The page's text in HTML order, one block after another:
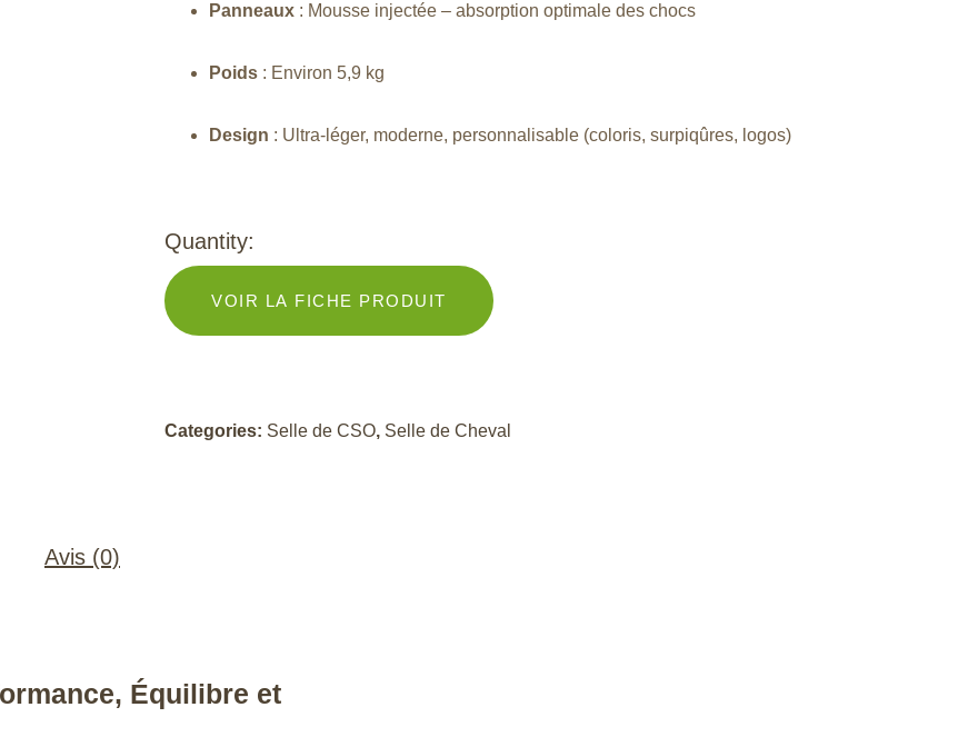
Panneaux : Mousse injectée – absorption optimale des chocs
Poids : Environ 5,9 kg
Design : Ultra-léger, moderne, personnalisable (coloris, surpiqûres, logos)
Quantity:
VOIR LA FICHE PRODUIT
Categories: Selle de CSO, Selle de Cheval
Avis (0)
Équilibre et